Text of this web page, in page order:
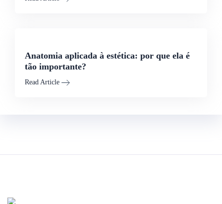
Anatomia aplicada à estética: por que ela é
tão importante?
Read Article